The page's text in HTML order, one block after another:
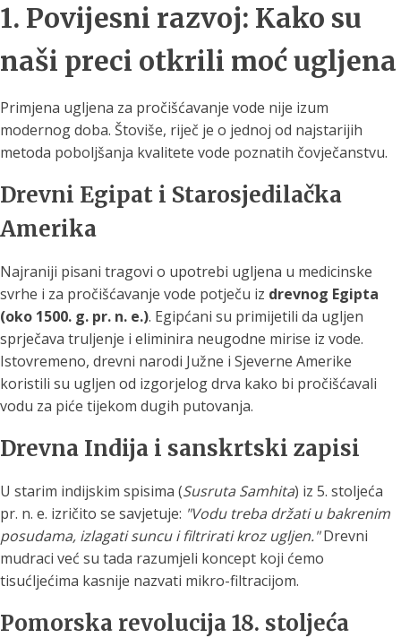
1. Povijesni razvoj: Kako su
naši preci otkrili moć ugljena
Primjena ugljena za pročišćavanje vode nije izum
modernog doba. Štoviše, riječ je o jednoj od najstarijih
metoda poboljšanja kvalitete vode poznatih čovječanstvu.
Drevni Egipat i Starosjedilačka
Amerika
Najraniji pisani tragovi o upotrebi ugljena u medicinske
svrhe i za pročišćavanje vode potječu iz drevnog Egipta
(oko 1500. g. pr. n. e.). Egipćani su primijetili da ugljen
sprječava truljenje i eliminira neugodne mirise iz vode.
Istovremeno, drevni narodi Južne i Sjeverne Amerike
koristili su ugljen od izgorjelog drva kako bi pročišćavali
vodu za piće tijekom dugih putovanja.
Drevna Indija i sanskrtski zapisi
U starim indijskim spisima (Susruta Samhita) iz 5. stoljeća
pr. n. e. izričito se savjetuje: "Vodu treba držati u bakrenim
posudama, izlagati suncu i filtrirati kroz ugljen."Drevni
mudraci već su tada razumjeli koncept koji ćemo
tisućljećima kasnije nazvati mikro-filtracijom.
Pomorska revolucija 18. stoljeća